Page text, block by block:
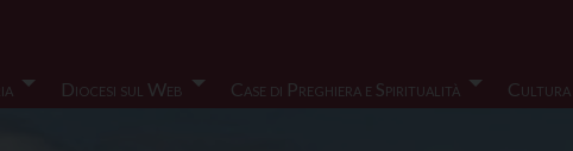
Diocesi sul Web Case di Preghiera e Spiritualità Cultura